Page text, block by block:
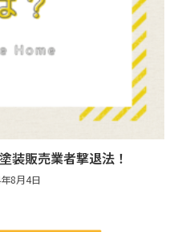
装販売業者撃退法！
8月4日